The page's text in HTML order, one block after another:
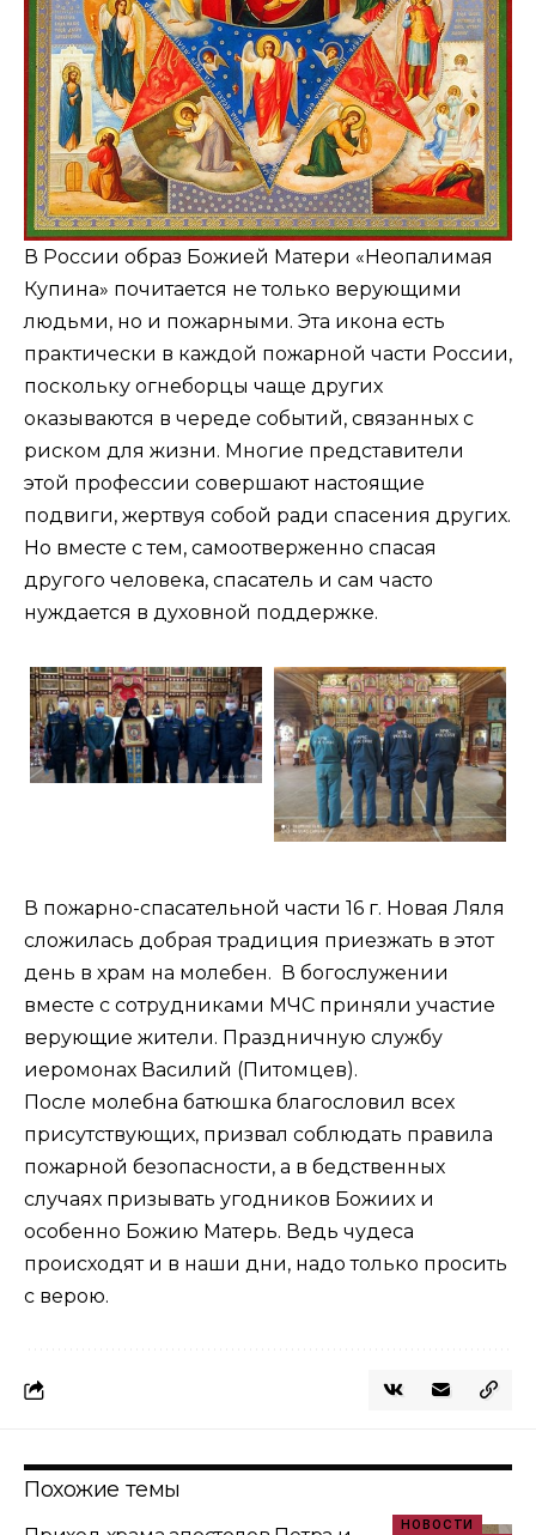
В России образ Божией Матери «Неопалимая
Купина» почитается не только верующими
людьми, но и пожарными. Эта икона есть
практически в каждой пожарной части России,
поскольку огнеборцы чаще других
оказываются в череде событий, связанных с
риском для жизни. Многие представители
этой профессии совершают настоящие
подвиги, жертвуя собой ради спасения других.
Но вместе с тем, самоотверженно спасая
другого человека, спасатель и сам часто
нуждается в духовной поддержке.
В пожарно-спасательной части 16 г. Новая Ляля
сложилась добрая традиция приезжать в этот
день в храм на молебен. В богослужении
вместе с сотрудниками МЧС приняли участие
верующие жители. Праздничную службу
иеромонах Василий (Питомцев).
После молебна батюшка благословил всех
присутствующих, призвал соблюдать правила
пожарной безопасности, а в бедственных
случаях призывать угодников Божиих и
особенно Божию Матерь. Ведь чудеса
происходят и в наши дни, надо только просить
с верою.
Похожие темы
НОВОСТИ